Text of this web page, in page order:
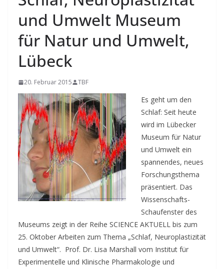
und Umwelt Museum
für Natur und Umwelt,
Lübeck
20. Februar 2015 TBF
Es geht um den
Schlaf: Seit heute
wird im Lübecker
Museum für Natur
und Umwelt ein
spannendes, neues
Forschungsthema
präsentiert. Das
Wissenschafts-
Schaufenster des
Museums zeigt in der Reihe SCIENCE AKTUELL bis zum
25. Oktober Arbeiten zum Thema „Schlaf, Neuroplastizität
und Umwelt“. Prof. Dr. Lisa Marshall vom Institut für
Experimentelle und Klinische Pharmakologie und